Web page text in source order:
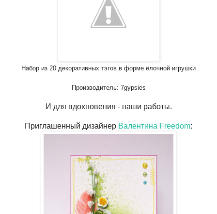
Набор из 20 декоративных тэгов в форме ёлочной игрушки
Производитель: 7gypsies
И для вдохновения - наши работы.
Приглашенный дизайнер Валентина Freedom: